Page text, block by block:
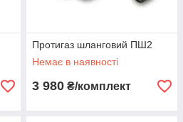
Протигаз шланговий ПШ2
Немає в наявності
3 980 ₴/комплект